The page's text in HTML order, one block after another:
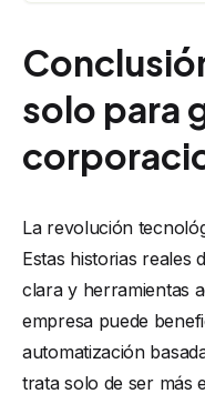
solo para
La revolución
Estas historias reales
clara y herramientas
empresa puede
automatización
trata solo de ser más